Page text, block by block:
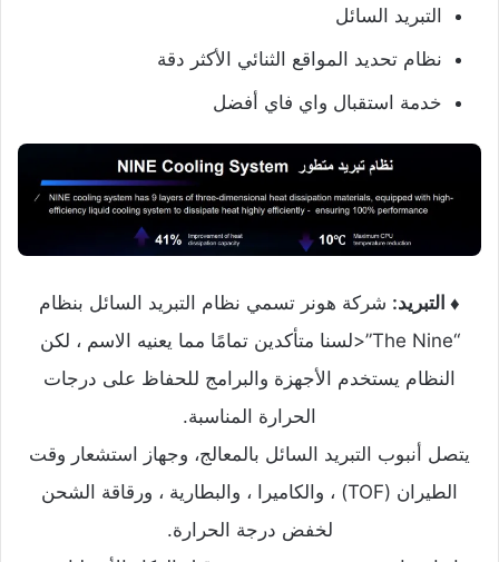
التبريد السائل
نظام تحديد المواقع الثنائي الأكثر دقة
خدمة استقبال واي فاي أفضل
♦ التبريد: شركة هونر تسمي نظام التبريد السائل بنظام
“The Nine”<لسنا متأكدين تمامًا مما يعنيه الاسم ، لكن
النظام يستخدم الأجهزة والبرامج للحفاظ على درجات
الحرارة المناسبة.
يتصل أنبوب التبريد السائل بالمعالج، وجهاز استشعار وقت
الطيران (TOF) ، والكاميرا ، والبطارية ، ورقاقة الشحن
لخفض درجة الحرارة.